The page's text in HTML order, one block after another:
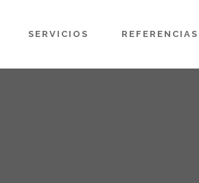
SERVICIOS REFERENCIAS